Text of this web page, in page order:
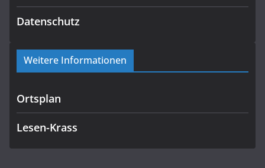
Datenschutz
Weitere Informationen
Ortsplan
Lesen-Krass